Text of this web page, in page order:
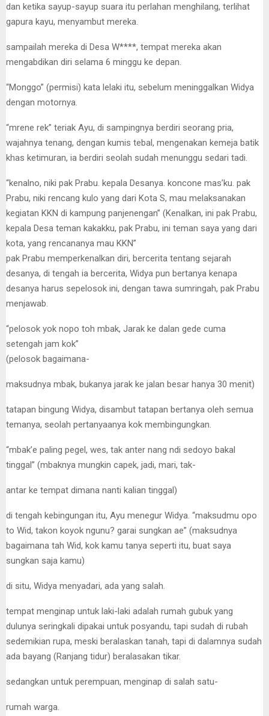
dan ketika sayup-sayup suara itu perlahan menghilang, terlihat
gapura kayu, menyambut mereka.
sampailah mereka di Desa W****, tempat mereka akan
mengabdikan diri selama 6 minggu ke depan.
“Monggo” (permisi) kata lelaki itu, sebelum meninggalkan Widya
dengan motornya.
“mrene rek” teriak Ayu, di sampingnya berdiri seorang pria,
wajahnya tenang, dengan kumis tebal, mengenakan kemeja batik
khas ketimuran, ia berdiri seolah sudah menunggu sedari tadi.
“kenalno, niki pak Prabu. kepala Desanya. koncone mas’ku. pak
Prabu, niki rencang kulo yang dari Kota S, mau melaksanakan
kegiatan KKN di kampung panjenengan” (Kenalkan, ini pak Prabu,
kepala Desa teman kakakku, pak Prabu, ini teman saya yang dari
kota, yang rencananya mau KKN”
pak Prabu memperkenalkan diri, bercerita tentang sejarah
desanya, di tengah ia bercerita, Widya pun bertanya kenapa
desanya harus sepelosok ini, dengan tawa sumringah, pak Prabu
menjawab.
“pelosok yok nopo toh mbak, Jarak ke dalan gede cuma
setengah jam kok”
(pelosok bagaimana-
maksudnya mbak, bukanya jarak ke jalan besar hanya 30 menit)
tatapan bingung Widya, disambut tatapan bertanya oleh semua
temanya, seolah pertanyaanya kok membingungkan.
“mbak’e paling pegel, wes, tak anter nang ndi sedoyo bakal
tinggal” (mbaknya mungkin capek, jadi, mari, tak-
antar ke tempat dimana nanti kalian tinggal)
di tengah kebingungan itu, Ayu menegur Widya. “maksudmu opo
to Wid, takon koyok ngunu? garai sungkan ae” (maksudnya
bagaimana tah Wid, kok kamu tanya seperti itu, buat saya
sungkan saja kamu)
di situ, Widya menyadari, ada yang salah.
tempat menginap untuk laki-laki adalah rumah gubuk yang
dulunya seringkali dipakai untuk posyandu, tapi sudah di rubah
sedemikian rupa, meski beralaskan tanah, tapi di dalamnya sudah
ada bayang (Ranjang tidur) beralasakan tikar.
sedangkan untuk perempuan, menginap di salah satu-
rumah warga.